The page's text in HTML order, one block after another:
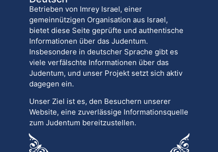
Betrieben von Imrey Israel, einer
gemeinnützigen Organisation aus Israel,
bietet diese Seite geprüfte und authentische
Informationen über das Judentum.
Insbesondere in deutscher Sprache gibt es
viele verfälschte Informationen über das
Judentum, und unser Projekt setzt sich aktiv
dagegen ein.
Unser Ziel ist es, den Besuchern unserer
Website, eine zuverlässige Informationsquelle
zum Judentum bereitzustellen.